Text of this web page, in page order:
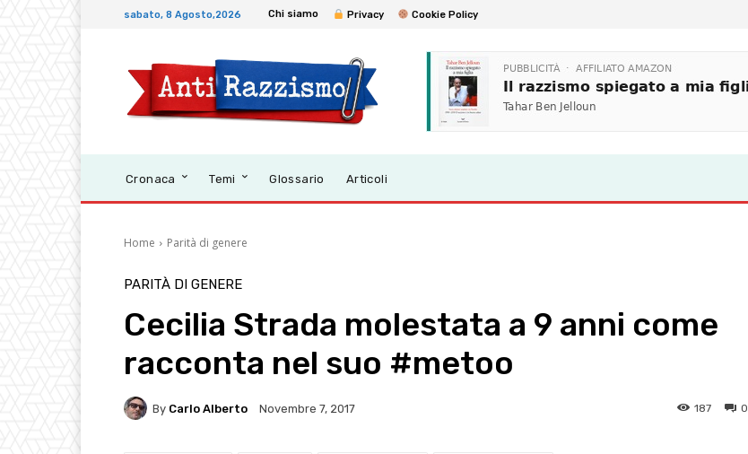
sabato, 8 Agosto,2026 Chi siamo Privacy Cookie Policy
Cronaca Temi Glossario Articoli
Home Parità di genere
PARITÀ DI GENERE
Cecilia Strada molestata a 9 anni come
racconta nel suo #metoo
By Carlo Alberto Novembre 7, 2017 0
187